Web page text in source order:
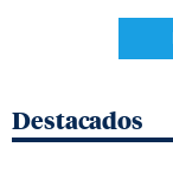
Destacados